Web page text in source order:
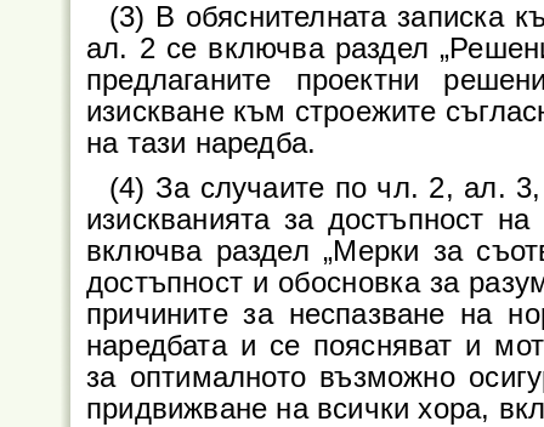
(3) В обяснителната записка
ал. 2 се включва раздел
предлаганите проектни
изискване към строежите
на тази наредба.
(4) За случаите по чл. 2, ал.
изискванията за достъпност
включва раздел „Мерки за
достъпност и обосновка за
причините за неспазване на
наредбата и се поясняват и
за оптималното възможно
придвижване на всички хора,